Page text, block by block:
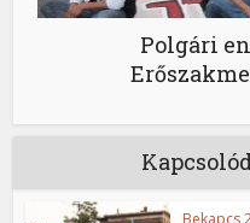
Polgári
Bekapcs